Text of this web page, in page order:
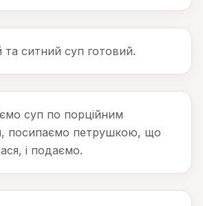
ситний суп готовий.
суп по порційним
посипаємо петрушкою, що
і подаємо.